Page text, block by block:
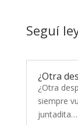
Seguí
¿Otra
¿Otra
siempre